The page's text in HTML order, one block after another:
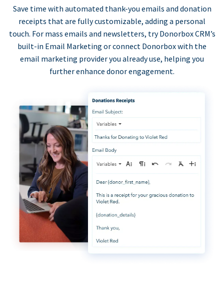
Save time with automated thank-you emails and donation
receipts that are fully customizable, adding a personal
touch. For mass emails and newsletters, try Donorbox CRM’s
built-in Email Marketing or connect Donorbox with the
email marketing provider you already use, helping you
further enhance donor engagement.